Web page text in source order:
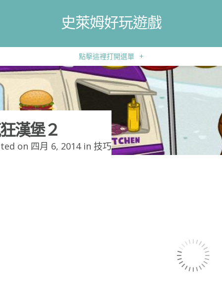
史萊姆好玩遊戲
點擊這裡打開選單 +
漢堡２
on 四月 6, 2014 in 技巧